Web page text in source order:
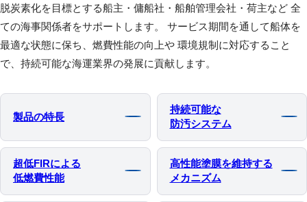
脱炭素化を目標とする船主・傭船社・船舶管理会社・荷主など 全
ての海事関係者をサポートします。 サービス期間を通して船体を
最適な状態に保ち、燃費性能の向上や 環境規制に対応すること
で、持続可能な海運業界の発展に貢献します。
製品の特⻑
持続可能な
防汚システム
超低FIRによる
低燃費性能
高性能塗膜を維持する
メカニズム